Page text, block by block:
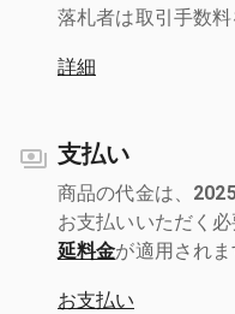
落札者は取引手数料
詳細
支払い
商品の代金は、
お支払いいただく
延料金が適用されま
お支払い